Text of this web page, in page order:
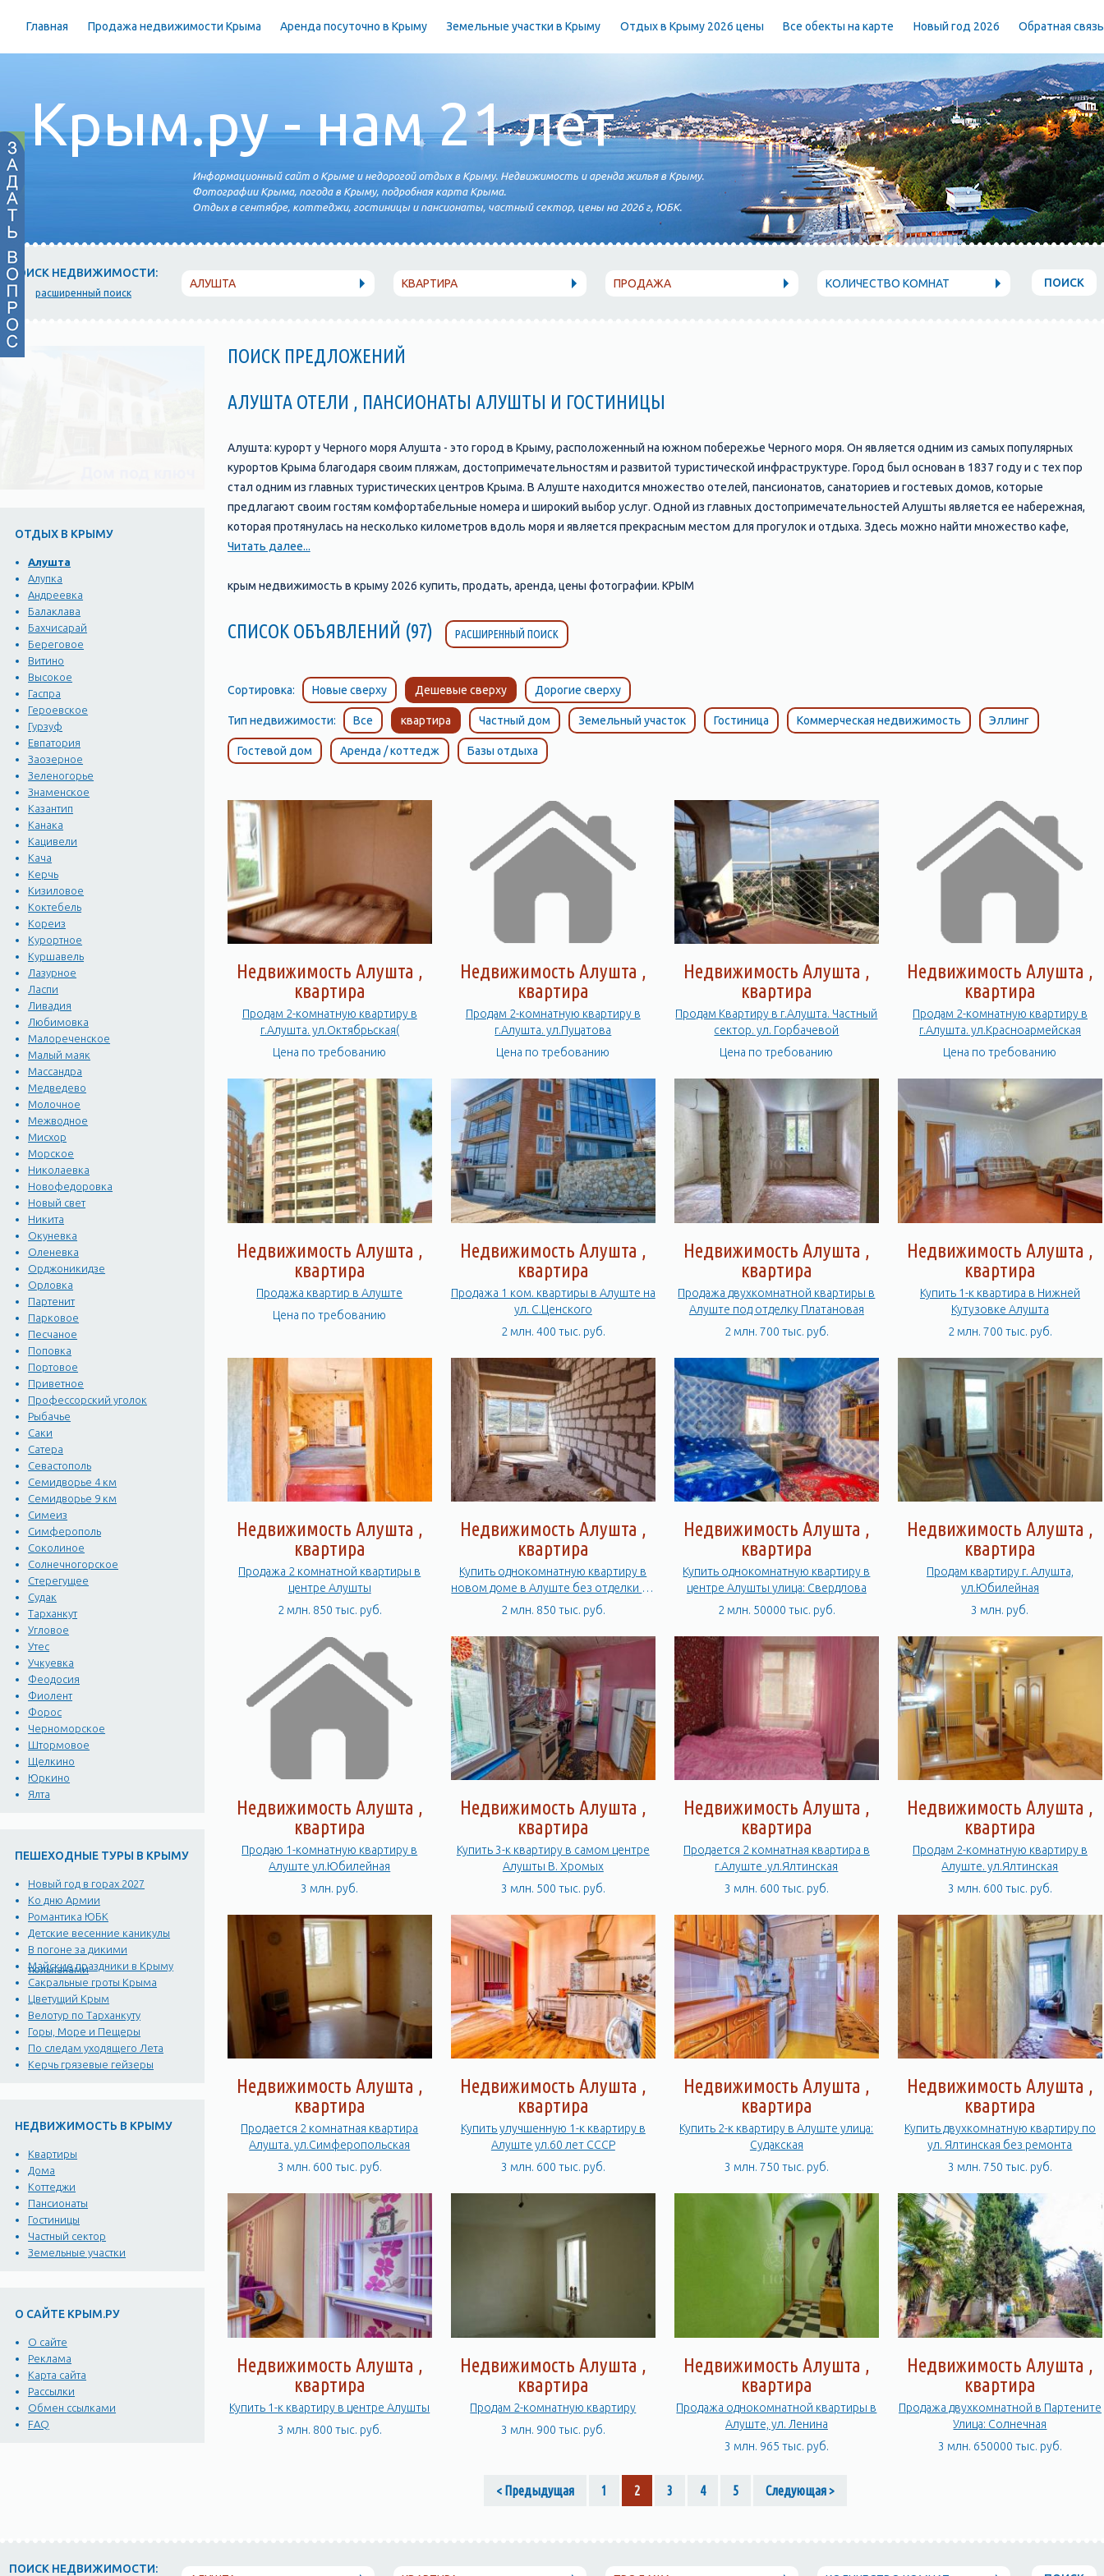
Главная Продажа недвижимости Крыма Аренда посуточно в Крыму Земельные участки в Крыму Отдых в Крыму 2026 цены Все обекты на карте Новый год 2026 Обратная связь
Крым.ру - нам 21 лет
Информационный сайт о Крыме и недорогой отдых в Крыму. Недвижимость и аренда жилья в Крыму.
Фотографии Крыма, погода в Крыму, подробная карта Крыма.
Отдых в сентябре, коттеджи, гостиницы и пансионаты, частный сектор, цены на 2026 г, ЮБК.
ПОИСК НЕДВИЖИМОСТИ:
расширенный поиск
АЛУШТА КВАРТИРА ПРОДАЖА КОЛИЧЕСТВО КОМНАТ ПОИСК
ОТДЫХ В КРЫМУ
Алушта
Алупка
Андреевка
Балаклава
Бахчисарай
Береговое
Витино
Высокое
Гаспра
Героевское
Гурзуф
Евпатория
Заозерное
Зеленогорье
Знаменское
Казантип
Канака
Кацивели
Кача
Керчь
Кизиловое
Коктебель
Кореиз
Курортное
Куршавель
Лазурное
Ласпи
Ливадия
Любимовка
Малореченское
Малый маяк
Массандра
Медведево
Молочное
Межводное
Мисхор
Морское
Николаевка
Новофедоровка
Новый свет
Никита
Окуневка
Оленевка
Орджоникидзе
Орловка
Партенит
Парковое
Песчаное
Поповка
Портовое
Приветное
Профессорский уголок
Рыбачье
Саки
Сатера
Севастополь
Семидворье 4 км
Семидворье 9 км
Симеиз
Симферополь
Соколиное
Солнечногорское
Стерегущее
Судак
Тарханкут
Угловое
Утес
Учкуевка
Феодосия
Фиолент
Форос
Черноморское
Штормовое
Щелкино
Юркино
Ялта
ПЕШЕХОДНЫЕ ТУРЫ В КРЫМУ
Новый год в горах 2027
Ко дню Армии
Романтика ЮБК
Детские весенние каникулы
В погоне за дикими
тюльпанами
Майские праздники в Крыму
Сакральные гроты Крыма
Цветущий Крым
Велотур по Тарханкуту
Горы, Море и Пещеры
По следам уходящего Лета
Керчь грязевые гейзеры
НЕДВИЖИМОСТЬ В КРЫМУ
Квартиры
Дома
Коттеджи
Пансионаты
Гостиницы
Частный сектор
Земельные участки
О САЙТЕ КРЫМ.РУ
О сайте
Реклама
Карта сайта
Рассылки
Обмен ссылками
FAQ
ПОИСК ПРЕДЛОЖЕНИЙ
АЛУШТА ОТЕЛИ , ПАНСИОНАТЫ АЛУШТЫ И ГОСТИНИЦЫ
Алушта: курорт у Черного моря Алушта - это город в Крыму, расположенный на южном побережье Черного моря. Он является одним из самых популярных
курортов Крыма благодаря своим пляжам, достопримечательностям и развитой туристической инфраструктуре. Город был основан в 1837 году и с тех пор
стал одним из главных туристических центров Крыма. В Алуште находится множество отелей, пансионатов, санаториев и гостевых домов, которые
предлагают своим гостям комфортабельные номера и широкий выбор услуг. Одной из главных достопримечательностей Алушты является ее набережная,
которая протянулась на несколько километров вдоль моря и является прекрасным местом для прогулок и отдыха. Здесь можно найти множество кафе,
ресторанов, баров и магазинов, а также различные развлечения, такие как аттракционы, водные горки и т.д. Кроме того, в Алуште есть множество интересных
миниатюре", где можно увидеть уменьшенные копии всех достопримечательностей Крыма; парк "Айвазовское", где находится знаменитый памятник
насладиться теплым морем, солнцем и чистым воздухом. Пляжи Алушты отличаются своим разнообразием: от галечных до песчаных, от диких до
оборудованных всем необходимым для комфортного отдыха. В целом, Алушта является прекрасным местом для отдыха и развлечений. Здесь есть все
Читать далее...
крым недвижимость в крыму 2026 купить, продать, аренда, цены фотографии. КРЫМ
СПИСОК ОБЪЯВЛЕНИЙ (97) РАСШИРЕННЫЙ ПОИСК
Сортировка: Новые сверху Дешевые сверху Дорогие сверху
Тип недвижимости: Все квартира Частный дом Земельный участок Гостиница Коммерческая недвижимость Эллинг
Гостевой дом Аренда / коттедж Базы отдыха
Недвижимость Алушта ,
квартира
Продам 2-комнатную квартиру в
г.Алушта. ул.Октябрьская(
Цена по требованию
Недвижимость Алушта ,
квартира
Продам 2-комнатную квартиру в
г.Алушта. ул.Пуцатова
Цена по требованию
Недвижимость Алушта ,
квартира
Продам Квартиру в г.Алушта. Частный
сектор. ул. Горбачевой
Цена по требованию
Недвижимость Алушта ,
квартира
Продам 2-комнатную квартиру в
г.Алушта. ул.Красноармейская
Цена по требованию
Недвижимость Алушта ,
квартира
Продажа квартир в Алуште
Цена по требованию
Недвижимость Алушта ,
квартира
Продажа 1 ком. квартиры в Алуште на
ул. С.Ценского
2 млн. 400 тыс. руб.
Недвижимость Алушта ,
квартира
Продажа двухкомнатной квартиры в
Алуште под отделку Платановая
2 млн. 700 тыс. руб.
Недвижимость Алушта ,
квартира
Купить 1-к квартира в Нижней
Кутузовке Алушта
2 млн. 700 тыс. руб.
Недвижимость Алушта ,
квартира
Продажа 2 комнатной квартиры в
центре Алушты
2 млн. 850 тыс. руб.
Недвижимость Алушта ,
квартира
Купить однокомнатную квартиру в
новом доме в Алуште без отделки 60
лет СССР
2 млн. 850 тыс. руб.
Недвижимость Алушта ,
квартира
Купить однокомнатную квартиру в
центре Алушты улица: Свердлова
2 млн. 50000 тыс. руб.
Недвижимость Алушта ,
квартира
Продам квартиру г. Алушта,
ул.Юбилейная
3 млн. руб.
Недвижимость Алушта ,
квартира
Продаю 1-комнатную квартиру в
Алуште ул.Юбилейная
3 млн. руб.
Недвижимость Алушта ,
квартира
Купить 3-к квартиру в самом центре
Алушты В. Хромых
3 млн. 500 тыс. руб.
Недвижимость Алушта ,
квартира
Продается 2 комнатная квартира в
г.Алуште .ул.Ялтинская
3 млн. 600 тыс. руб.
Недвижимость Алушта ,
квартира
Продам 2-комнатную квартиру в
Алуште. ул.Ялтинская
3 млн. 600 тыс. руб.
Недвижимость Алушта ,
квартира
Продается 2 комнатная квартира
Алушта. ул.Симферопольская
3 млн. 600 тыс. руб.
Недвижимость Алушта ,
квартира
Купить улучшенную 1-к квартиру в
Алуште ул.60 лет СССР
3 млн. 600 тыс. руб.
Недвижимость Алушта ,
квартира
Купить 2-к квартиру в Алуште улица:
Судакская
3 млн. 750 тыс. руб.
Недвижимость Алушта ,
квартира
Купить двухкомнатную квартиру по
ул. Ялтинская без ремонта
3 млн. 750 тыс. руб.
Недвижимость Алушта ,
квартира
Купить 1-к квартиру в центре Алушты
3 млн. 800 тыс. руб.
Недвижимость Алушта ,
квартира
Продам 2-комнатную квартиру
3 млн. 900 тыс. руб.
Недвижимость Алушта ,
квартира
Продажа однокомнатной квартиры в
Алуште, ул. Ленина
3 млн. 965 тыс. руб.
Недвижимость Алушта ,
квартира
Продажа двухкомнатной в Партените
Улица: Солнечная
3 млн. 650000 тыс. руб.
< Предыдущая 1 2 3 4 5 Следующая >
ПОИСК НЕДВИЖИМОСТИ: